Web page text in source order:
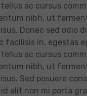
tellus ac cursus
nibh, ut
Donec sed odio
facilisis in, egestas
tellus ac cursus
nibh, ut
Sed posuere
elit non mi porta